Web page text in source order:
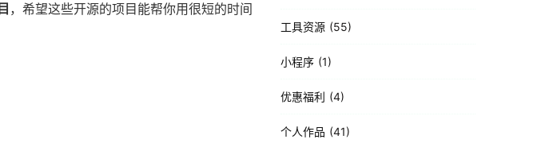
，希望这些开源的项目能帮你用很短的时间
工具资源 55
小程序 1
优惠福利 4
个人作品 41